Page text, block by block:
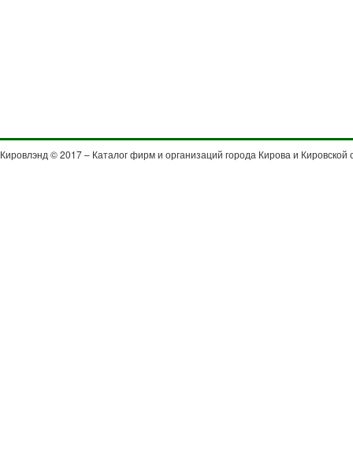
Кировлэнд © 2017 – Каталог фирм и организаций города Кирова и Кировской